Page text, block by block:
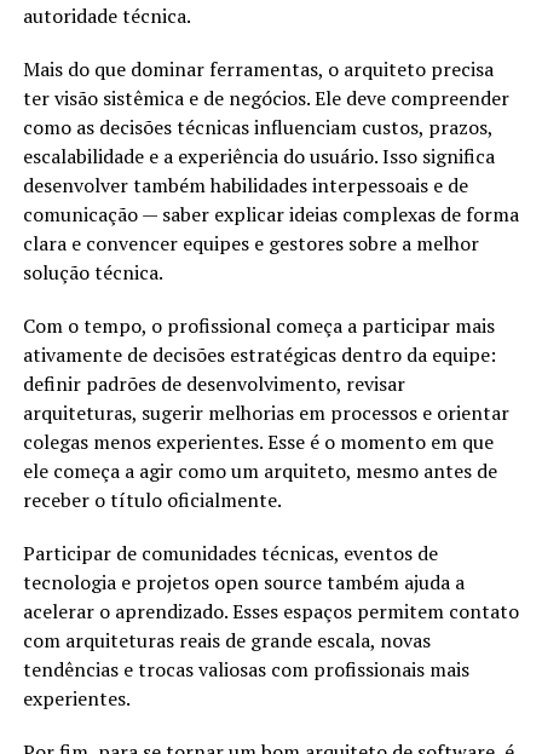
autoridade técnica.
Mais do que dominar ferramentas, o arquiteto precisa
ter visão sistêmica e de negócios. Ele deve compreender
como as decisões técnicas influenciam custos, prazos,
escalabilidade e a experiência do usuário. Isso significa
desenvolver também habilidades interpessoais e de
comunicação — saber explicar ideias complexas de forma
clara e convencer equipes e gestores sobre a melhor
solução técnica.
Com o tempo, o profissional começa a participar mais
ativamente de decisões estratégicas dentro da equipe:
definir padrões de desenvolvimento, revisar
arquiteturas, sugerir melhorias em processos e orientar
colegas menos experientes. Esse é o momento em que
ele começa a agir como um arquiteto, mesmo antes de
receber o título oficialmente.
Participar de comunidades técnicas, eventos de
tecnologia e projetos open source também ajuda a
acelerar o aprendizado. Esses espaços permitem contato
com arquiteturas reais de grande escala, novas
tendências e trocas valiosas com profissionais mais
experientes.